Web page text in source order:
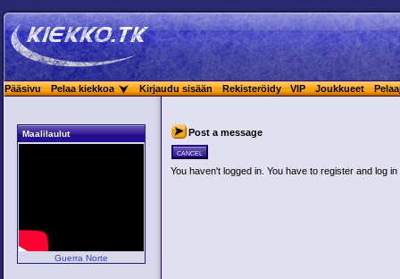
Pääsivu Pelaa kiekkoa Kirjaudu sisään Rekisteröidy VIP Joukkueet
Maalilaulut
Guerra Norte
Post a message
cancel
You haven't logged in. You have to register and log